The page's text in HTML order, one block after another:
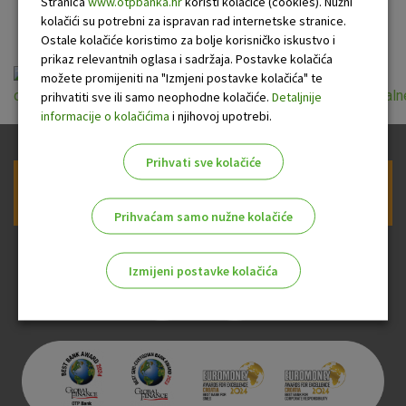
u turizmu
kolačići su potrebni za ispravan rad internetske stranice.
Ostale kolačiće koristimo za bolje korisničko iskustvo i
prikaz relevantnih oglasa i sadržaja. Postavke kolačića
možete promijeniti na "Izmjeni postavke kolačića" te
prihvatiti sve ili samo neophodne kolačiće. Detaljnije
informacije o kolačićima i njihovoj upotrebi.
Prihvati sve kolačiće
Prihvaćam samo nužne kolačiće
Izmijeni postavke kolačića